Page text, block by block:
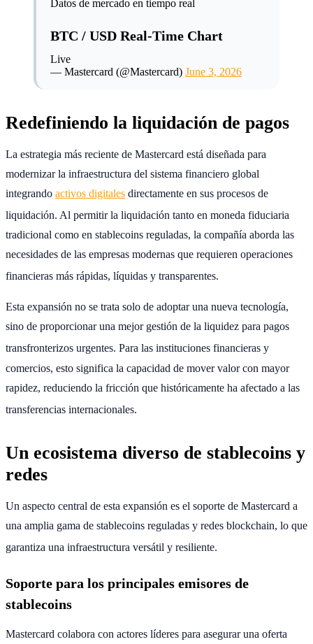
Datos de mercado en tiempo real
BTC / USD Real-Time Chart
Live
— Mastercard (@Mastercard) June 3, 2026
Redefiniendo la liquidación de pagos
La estrategia más reciente de Mastercard está diseñada para
modernizar la infraestructura del sistema financiero global
integrando activos digitales directamente en sus procesos de
liquidación. Al permitir la liquidación tanto en moneda fiduciaria
tradicional como en stablecoins reguladas, la compañía aborda las
necesidades de las empresas modernas que requieren operaciones
financieras más rápidas, líquidas y transparentes.
Esta expansión no se trata solo de adoptar una nueva tecnología,
sino de proporcionar una mejor gestión de la liquidez para pagos
transfronterizos urgentes. Para las instituciones financieras y
comercios, esto significa la capacidad de mover valor con mayor
rapidez, reduciendo la fricción que históricamente ha afectado a las
transferencias internacionales.
Un ecosistema diverso de stablecoins y
redes
Un aspecto central de esta expansión es el soporte de Mastercard a
una amplia gama de stablecoins reguladas y redes blockchain, lo que
garantiza una infraestructura versátil y resiliente.
Soporte para los principales emisores de
stablecoins
Mastercard colabora con actores líderes para asegurar una oferta